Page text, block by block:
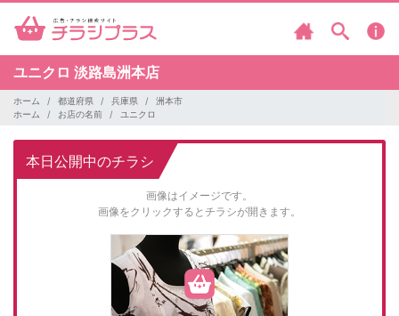
ユニクロ 淡路島洲本店
ホーム 都道府県 兵庫県
洲本市
ホーム
お店の名前 ユニクロ
本日公開中のチラシ
画像はイメージです。
画像をクリックするとチラシが開きます。